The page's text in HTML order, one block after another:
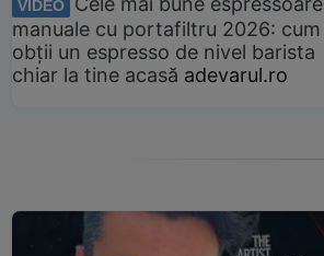
VIDEO
manuale cu portafiltru 2026: cum
obții un espresso de nivel barista
chiar la tine acasă adevarul.ro